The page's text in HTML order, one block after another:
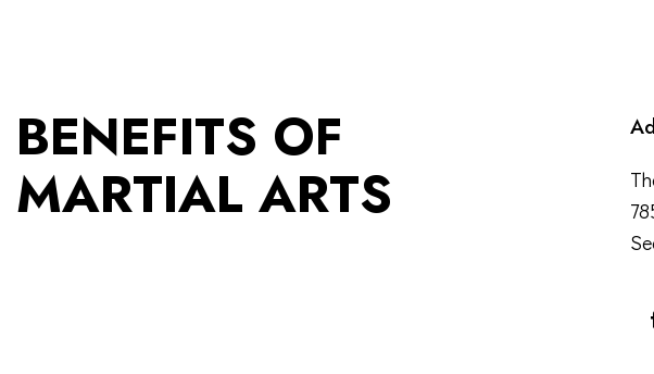
BENEFITS OF
MARTIAL ARTS